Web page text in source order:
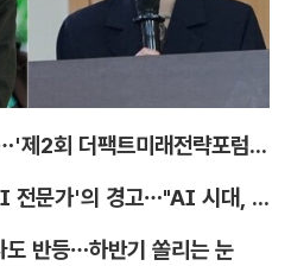
미래를 여는 AI와 일자리…'제2회 더팩트미래전략포럼' 참가 신청
[TF미래전략포럼] SK 'AI 전문가'의 경고…"AI 시대, 인재 격차 더 커진다"
도 반등…하반기 쏠리는 눈